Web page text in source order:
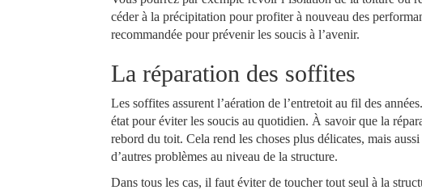
céder à la précipitation pour profiter à nouveau des
recommandée pour prévenir les soucis à l’avenir.
La réparation des soffites
Les soffites assurent l’aération de l’entretoit au fil des
état pour éviter les soucis au quotidien. À savoir que la
rebord du toit. Cela rend les choses plus délicates, mais
d’autres problèmes au niveau de la structure.
Dans tous les cas, il faut éviter de toucher tout seul à la